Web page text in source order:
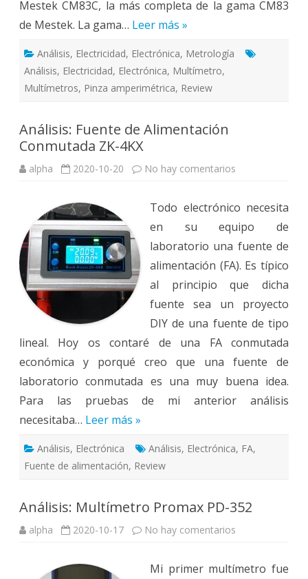
Mestek CM83C, la más completa de la gama CM83
de Mestek. La gama… Leer más »
Análisis, Electricidad, Electrónica, Metrología
Análisis, Electricidad, Electrónica, Multímetro,
Multímetros, Pinza amperimétrica, Review
Análisis: Fuente de Alimentación
Conmutada ZK-4KX
alpha 2020-10-20 No hay comentarios
Alimentación
ZK-
4KX
Todo electrónico necesita
en su equipo de
laboratorio una fuente de
alimentación (FA). Es típico
al principio que dicha
fuente sea un proyecto
DIY de una fuente de tipo
lineal. Hoy os contaré de una FA conmutada
económica y porqué creo que una fuente de
laboratorio conmutada es una muy buena idea.
Para las pruebas de mi anterior análisis
necesitaba… Leer más »
Análisis, Electrónica Análisis, Electrónica, FA,
Fuente de alimentación, Review
Análisis: Multímetro Promax PD-352
alpha 2020-10-17 No hay comentarios
PD-
Mi primer multímetro fue